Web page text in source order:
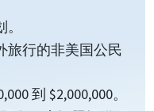
旅行的非美国公民
到 $2,000,000。